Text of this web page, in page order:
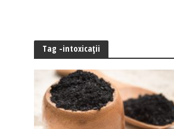
Tag -intoxicaţii